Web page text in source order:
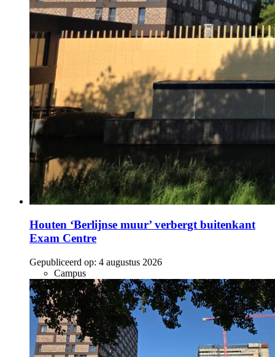
Houten ‘Berlijnse muur’ verbergt buitenkant
Exam Centre
Gepubliceerd op: 4 augustus 2026
Campus